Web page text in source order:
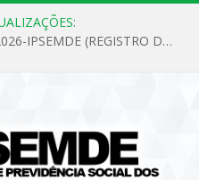
PREGÃO ELETRÔNICO Nº 02/2026-IPSEMDE (REGISTRO DE PREÇOS PARA FUTURA E EVENTUAL AQUISIÇÃO DE MATERIAL DE LIMPEZA E GÊNEROS ALIMENTÍCIOS PARA ATENDER AS NECESSIDADES DO INSTITUTO DE PREVIDÊNCIA SOCIAL DOS SERVIDORES MUNICIPAIS DE DOM ELISEU.)